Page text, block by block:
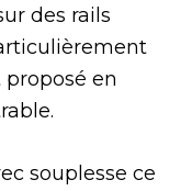
des rails
en
souplesse ce